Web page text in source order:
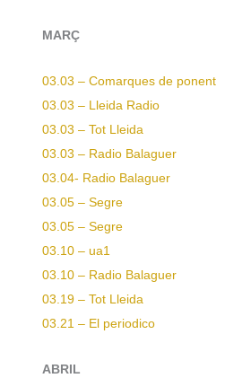
MARÇ
03.03 – Comarques de ponent
03.03 – Lleida Radio
03.03 – Tot Lleida
03.03 – Radio Balaguer
03.04- Radio Balaguer
03.05 – Segre
03.05 – Segre
03.10 – ua1
03.10 – Radio Balaguer
03.19 – Tot Lleida
03.21 – El periodico
ABRIL